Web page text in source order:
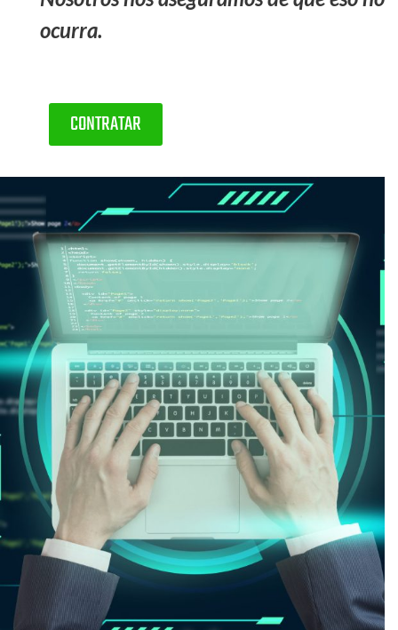
ocurra.
CONTRATAR